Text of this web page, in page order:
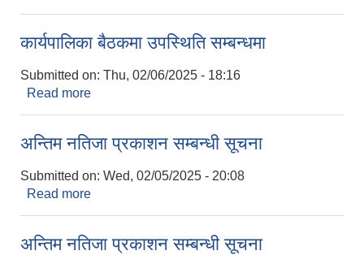
कार्यपालिका बैठकमा उपस्थिति सम्बन्धमा
Submitted on: Thu, 02/06/2025 - 18:16
Read more
अन्तिम नतिजा प्रकाशन सम्बन्धी सूचना
Submitted on: Wed, 02/05/2025 - 20:08
Read more
अन्तिम नतिजा प्रकाशन सम्बन्धी सूचना